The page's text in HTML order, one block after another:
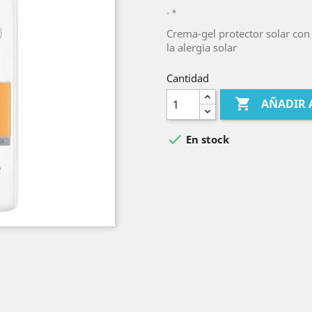
*
Crema-gel protector solar
la alergia solar
Cantidad
 AÑADIR
 En stock